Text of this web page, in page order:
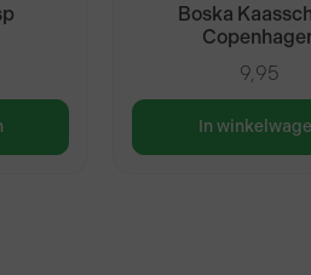
Boska
9,95
In